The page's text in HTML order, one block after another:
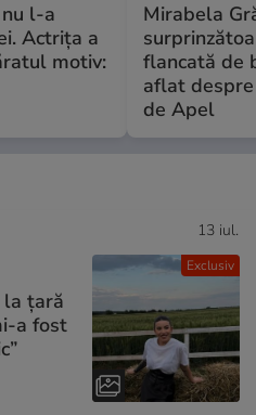
l-a
Actrița a
motiv:
Mirabela
flancată de
aflat
de Apel
Exclusiv
13 iul.
la țară
a fost